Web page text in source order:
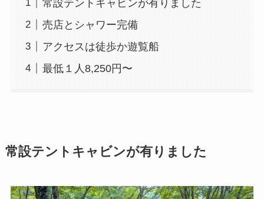
常設テントキャビンが有りました
売店とシャワー完備
アクセスは徒歩か遊覧船
最低１人8,250円〜
常設テントキャビンが有りました